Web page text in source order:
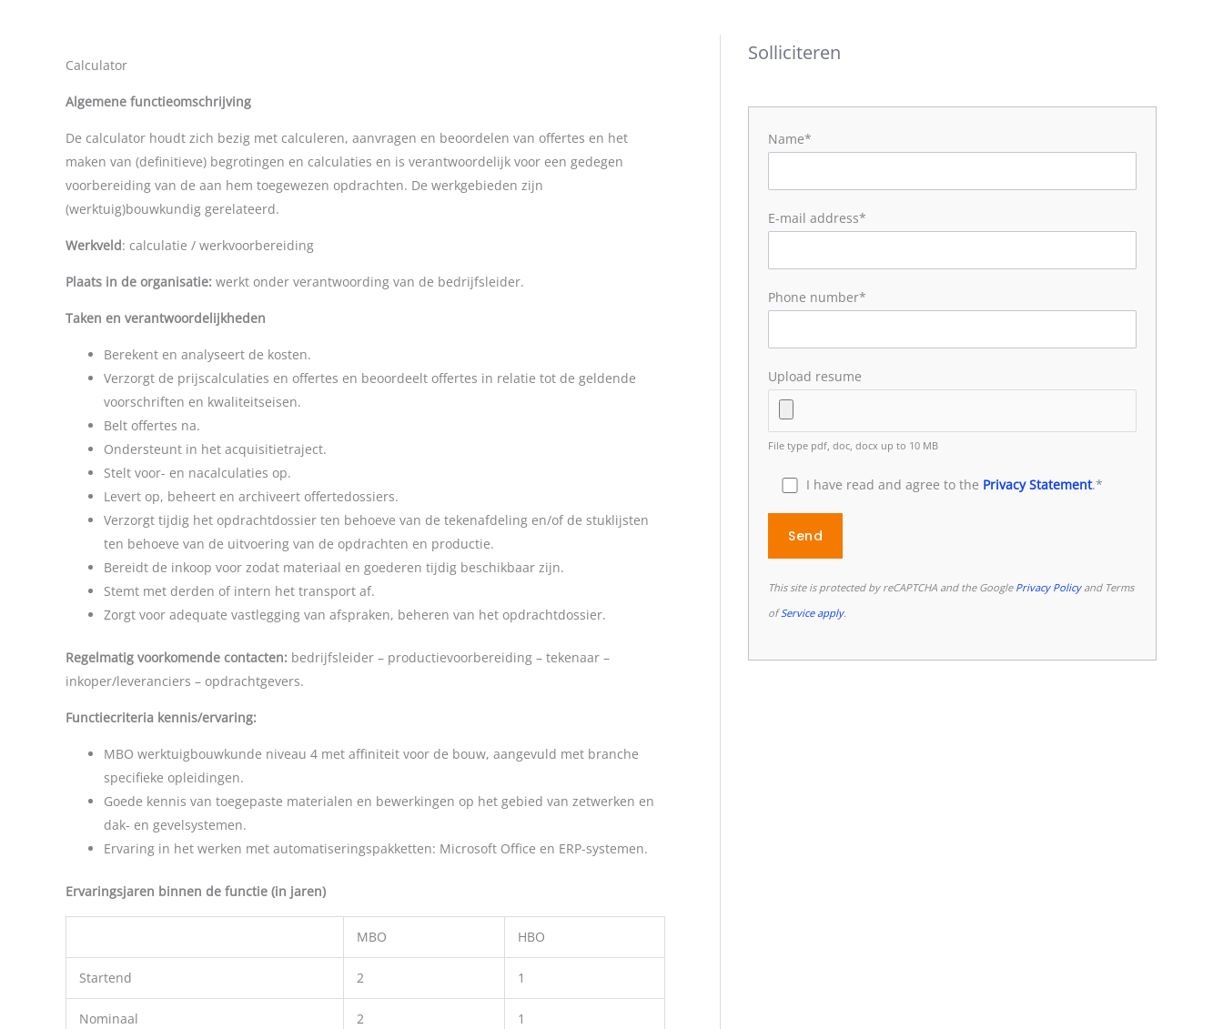
Calculator
Algemene functieomschrijving
De calculator houdt zich bezig met calculeren, aanvragen en beoordelen van offertes en het
maken van (definitieve) begrotingen en calculaties en is verantwoordelijk voor een gedegen
voorbereiding van de aan hem toegewezen opdrachten. De werkgebieden zijn
(werktuig)bouwkundig gerelateerd.
Werkveld: calculatie / werkvoorbereiding
Plaats in de organisatie: werkt onder verantwoording van de bedrijfsleider.
Taken en verantwoordelijkheden
Berekent en analyseert de kosten.
Verzorgt de prijscalculaties en offertes en beoordeelt offertes in relatie tot de geldende
voorschriften en kwaliteitseisen.
Belt offertes na.
Ondersteunt in het acquisitietraject.
Stelt voor- en nacalculaties op.
Levert op, beheert en archiveert offertedossiers.
Verzorgt tijdig het opdrachtdossier ten behoeve van de tekenafdeling en/of de stuklijsten
ten behoeve van de uitvoering van de opdrachten en productie.
Bereidt de inkoop voor zodat materiaal en goederen tijdig beschikbaar zijn.
Stemt met derden of intern het transport af.
Zorgt voor adequate vastlegging van afspraken, beheren van het opdrachtdossier.
Regelmatig voorkomende contacten: bedrijfsleider – productievoorbereiding – tekenaar –
inkoper/leveranciers – opdrachtgevers.
Functiecriteria kennis/ervaring:
MBO werktuigbouwkunde niveau 4 met affiniteit voor de bouw, aangevuld met branche
specifieke opleidingen.
Goede kennis van toegepaste materialen en bewerkingen op het gebied van zetwerken en
dak- en gevelsystemen.
Ervaring in het werken met automatiseringspakketten: Microsoft Office en ERP-systemen.
Ervaringsjaren binnen de functie (in jaren)
MBO HBO
Startend 2 1
Nominaal 2 1
Solliciteren
Name*
E-mail address*
Phone number*
Upload resume
File type pdf, doc, docx up to 10 MB
I have read and agree to the Privacy Statement.*
This site is protected by reCAPTCHA and the Google Privacy Policyand Terms
of Service apply.